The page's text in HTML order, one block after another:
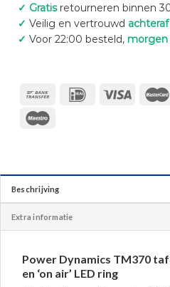
✓ Gratisretourneren binnen
✓ Veilig en vertrouwd achteraf
✓ Voor 22:00 besteld, morgen
Beschrijving
Extra informatie
Power Dynamics TM370
en ‘on air’ LED ring